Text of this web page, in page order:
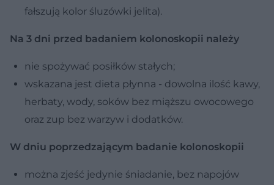
fałszują kolor śluzówki jelita).
Na 3 dni przed badaniem kolonoskopii należy
nie spożywać posiłków stałych;
wskazana jest dieta płynna - dowolna ilość kawy,
herbaty, wody, soków bez miąższu owocowego
oraz zup bez warzyw i dodatków.
W dniu poprzedzającym badanie kolonoskopii
można zjeść jedynie śniadanie, bez napojów